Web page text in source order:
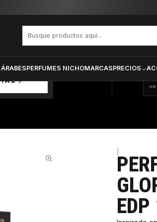
PERFUMES NICHOMARCASPRECIOS
FOR GLORY BADEE AL OUD UNISEX EDP 100 ML